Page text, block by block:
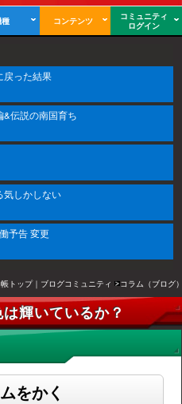
コンテンツ
コミュニティ
ログイン
戻った結果
&伝説の南国育ち
気しかしない
予告 変更
トップ｜ブログコミュニティ コラム（ブログ
輝いているか？
をかく